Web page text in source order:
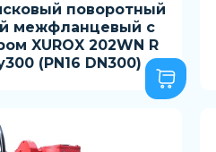
поворотный
межфланцевый с
XUROX 202WN R
(PN16 DN300)